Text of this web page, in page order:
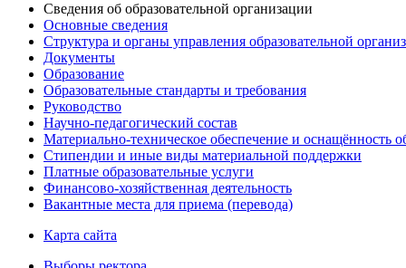
Сведения об образовательной организации
Основные сведения
Структура и органы управления образовательной
Документы
Образование
Образовательные стандарты и требования
Руководство
Научно-педагогический состав
Материально-техническое обеспечение и оснащённость
Стипендии и иные виды материальной поддержки
Платные образовательные услуги
Финансово-хозяйственная деятельность
Вакантные места для приема (перевода)
Карта сайта